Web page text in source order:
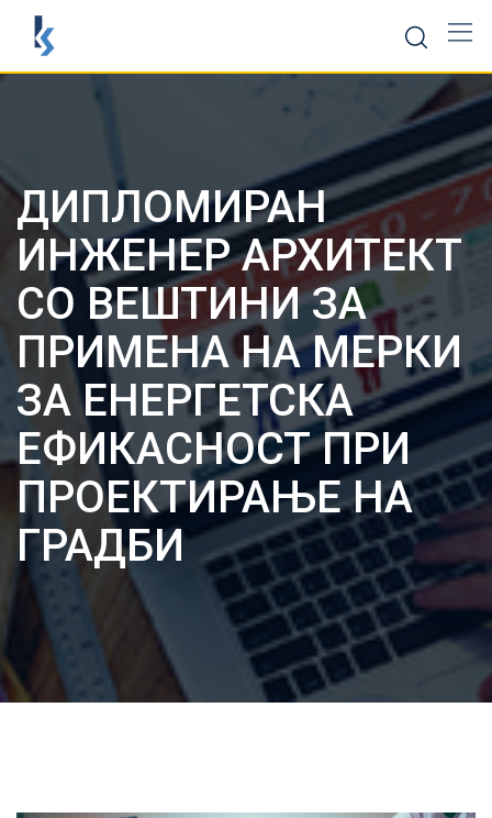
Скокни
содржината
ДИПЛОМИРАН
ИНЖЕНЕР АРХИТЕКТ
СО ВЕШТИНИ ЗА
ПРИМЕНА НА МЕРКИ
ЗА ЕНЕРГЕТСКА
ЕФИКАСНОСТ ПРИ
ПРОЕКТИРАЊЕ НА
ГРАДБИ